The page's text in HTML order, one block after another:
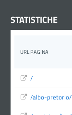
STATISTICHE